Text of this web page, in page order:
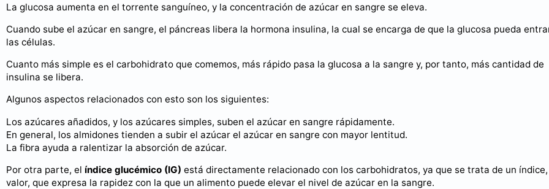
La glucosa aumenta en el torrente sanguíneo, y la concentración de azúcar en sangre se eleva.
Cuando sube el azúcar en sangre, el páncreas libera la hormona insulina, la cual se encarga de que la glucosa pueda
las células.
Cuanto más simple es el carbohidrato que comemos, más rápido pasa la glucosa a la sangre y, por tanto, más cantidad de
insulina se libera.
Algunos aspectos relacionados con esto son los siguientes:
Los azúcares añadidos, y los azúcares simples, suben el azúcar en sangre rápidamente.
En general, los almidones tienden a subir el azúcar el azúcar en sangre con mayor lentitud.
La fibra ayuda a ralentizar la absorción de azúcar.
Por otra parte, el índice glucémico (IG) está directamente relacionado con los carbohidratos, ya que se trata de un
valor, que expresa la rapidez con la que un alimento puede elevar el nivel de azúcar en la sangre.